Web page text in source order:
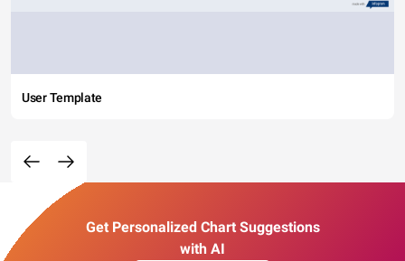
User Template
Get Personalized Chart Suggestions
with AI